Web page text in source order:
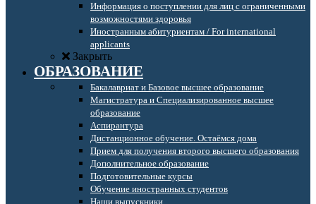
Информация о поступлении для лиц с ограниченными
возможностями здоровья
Иностранным абитуриентам / For international
applicants
Закрыть
ОБРАЗОВАНИЕ
Бакалавриат и Базовое высшее образование
Магистратура и Специализированное высшее
образование
Аспирантура
Дистанционное обучение. Остаёмся дома
Прием для получения второго высшего образования
Дополнительное образование
Подготовительные курсы
Обучение иностранных студентов
Наши выпускники